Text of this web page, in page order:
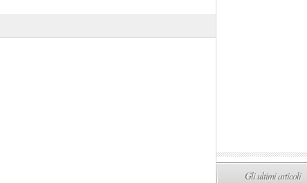
Gli ultimi articoli